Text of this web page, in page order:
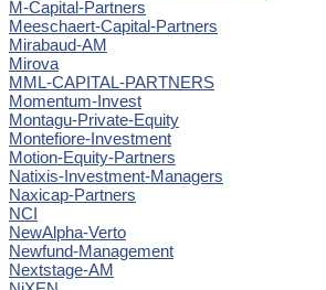
M-Capital-Partners
Meeschaert-Capital-Partners
Mirabaud-AM
Mirova
MML-CAPITAL-PARTNERS
Momentum-Invest
Montagu-Private-Equity
Montefiore-Investment
Motion-Equity-Partners
Natixis-Investment-Managers
Naxicap-Partners
NCI
NewAlpha-Verto
Newfund-Management
Nextstage-AM